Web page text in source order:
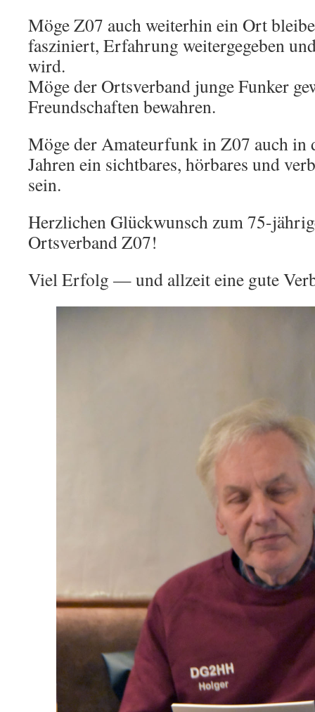
Möge Z07 auch weiterhin ein Ort
fasziniert, Erfahrung weitergegeben
wird.
Möge der Ortsverband junge Funker
Freundschaften bewahren.
Möge der Amateurfunk in Z07 auch in
Jahren ein sichtbares, hörbares und
sein.
Herzlichen Glückwunsch zum 75-
Ortsverband Z07!
Viel Erfolg — und allzeit eine gute